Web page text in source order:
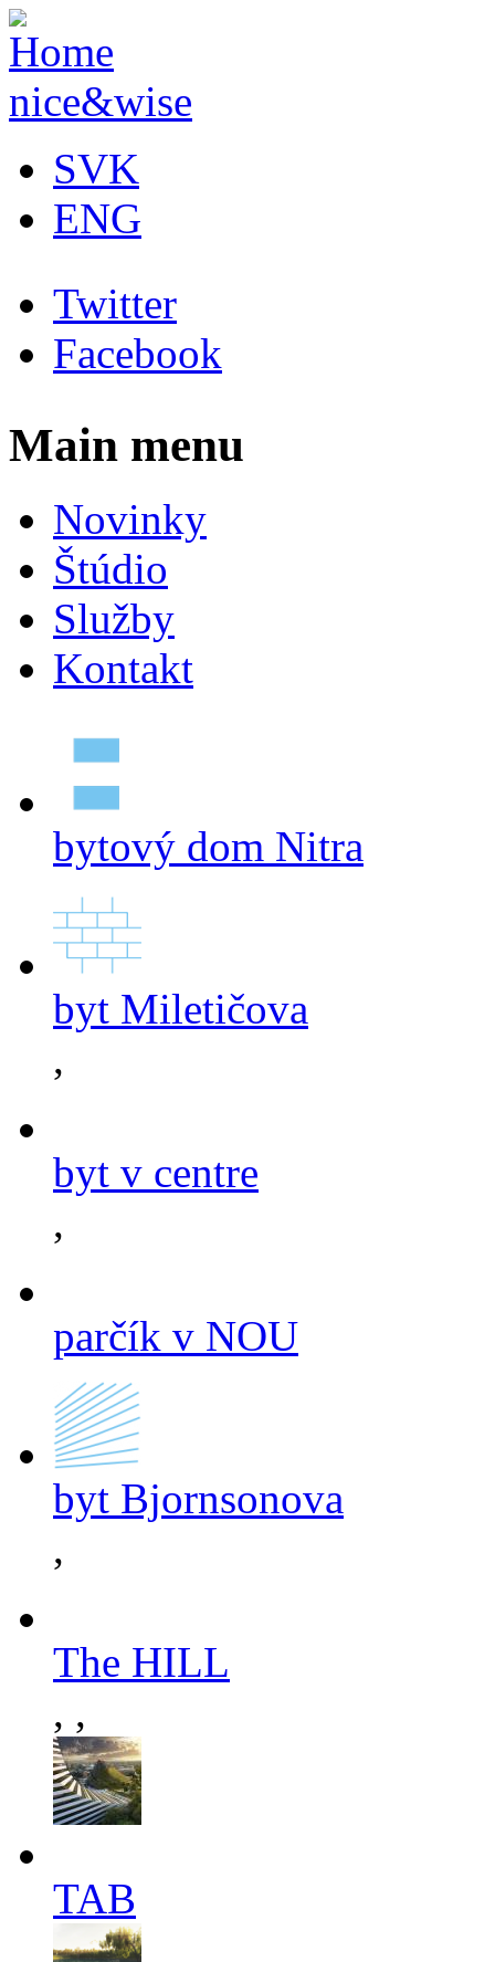
Skip to main content
nice&wise
SVK
ENG
Twitter
Facebook
Main menu
Novinky
Štúdio
Služby
Kontakt
bytový dom Nitra
byt Miletičova
,
byt v centre
,
parčík v NOU
byt Bjornsonova
,
The HILL
, ,
TAB